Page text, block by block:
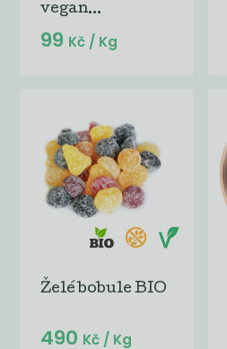
vegan...
99 Kč / Kg
Želé bobule BIO
490 Kč / Kg